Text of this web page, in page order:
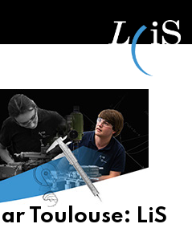
Toulouse: LiS